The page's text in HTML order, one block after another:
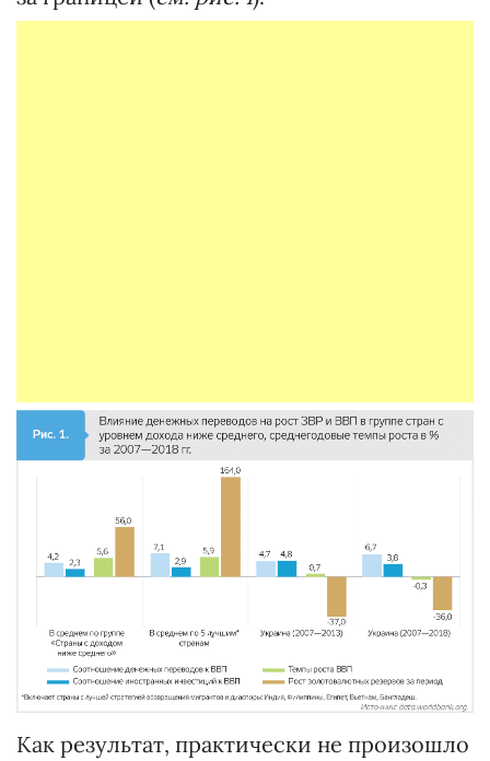
Как результат, практически не произошло